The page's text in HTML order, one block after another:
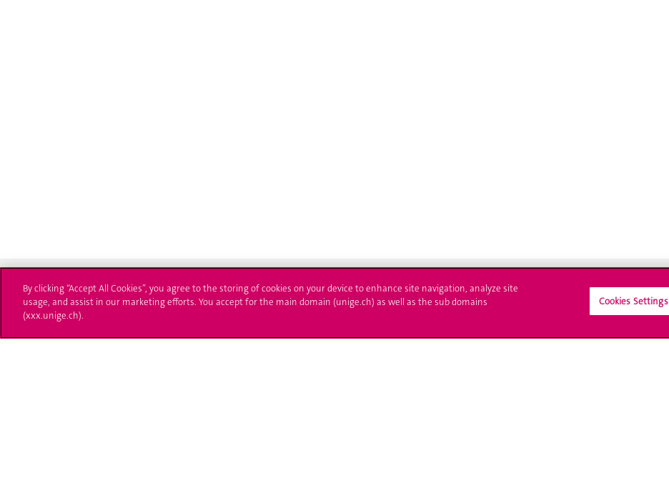
Université de Genève S'inscrire à l'UNIGE L'UNIGE vous informe
By clicking “Accept All Cookies”, you agree to the storing of cookies on your device to enhance site navigation, analyze site
usage, and assist in our marketing efforts. You accept for the main domain (unige.ch) as well as the sub domains
(xxx.unige.ch).
Cookies Settings